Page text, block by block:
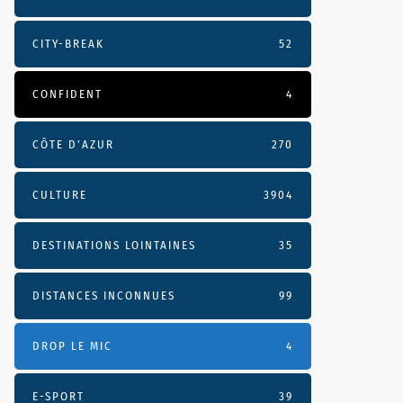
CITY-BREAK 52
CONFIDENT 4
CÔTE D’AZUR 270
CULTURE 3904
DESTINATIONS LOINTAINES 35
DISTANCES INCONNUES 99
DROP LE MIC 4
E-SPORT 39